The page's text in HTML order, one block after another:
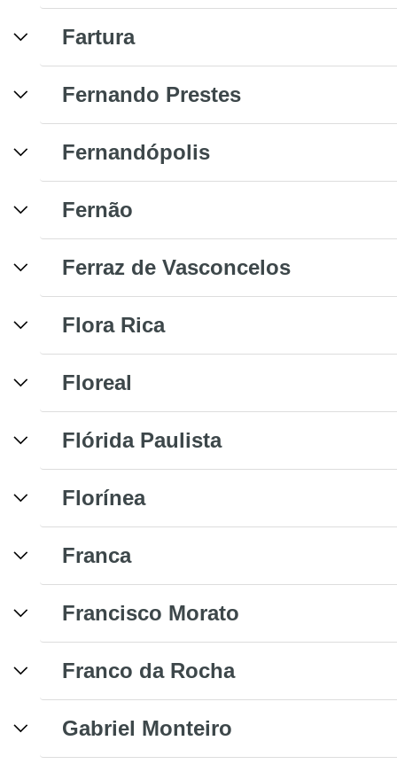
Fartura
Fernando Prestes
Fernandópolis
Fernão
Ferraz de Vasconcelos
Flora Rica
Floreal
Flórida Paulista
Florínea
Franca
Francisco Morato
Franco da Rocha
Gabriel Monteiro